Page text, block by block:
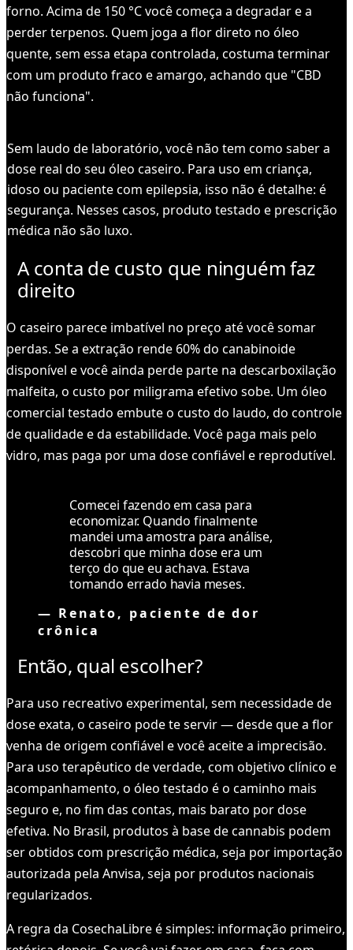
forno. Acima de 150 °C você começa a degradar e a
perder terpenos. Quem joga a flor direto no óleo
quente, sem essa etapa controlada, costuma terminar
com um produto fraco e amargo, achando que "CBD
não funciona".
Sem laudo de laboratório, você não tem como saber a
dose real do seu óleo caseiro. Para uso em criança,
idoso ou paciente com epilepsia, isso não é detalhe: é
segurança. Nesses casos, produto testado e prescrição
médica não são luxo.
A conta de custo que ninguém faz
direito
O caseiro parece imbatível no preço até você somar
perdas. Se a extração rende 60% do canabinoide
disponível e você ainda perde parte na descarboxilação
malfeita, o custo por miligrama efetivo sobe. Um óleo
comercial testado embute o custo do laudo, do controle
de qualidade e da estabilidade. Você paga mais pelo
vidro, mas paga por uma dose confiável e reprodutível.
Comecei fazendo em casa para
economizar. Quando finalmente
mandei uma amostra para análise,
descobri que minha dose era um
terço do que eu achava. Estava
tomando errado havia meses.
— Renato, paciente de dor
crônica
Então, qual escolher?
Para uso recreativo experimental, sem necessidade de
dose exata, o caseiro pode te servir — desde que a flor
venha de origem confiável e você aceite a imprecisão.
Para uso terapêutico de verdade, com objetivo clínico e
acompanhamento, o óleo testado é o caminho mais
seguro e, no fim das contas, mais barato por dose
efetiva. No Brasil, produtos à base de cannabis podem
ser obtidos com prescrição médica, seja por importação
autorizada pela Anvisa, seja por produtos nacionais
regularizados.
A regra da CosechaLibre é simples: informação primeiro,